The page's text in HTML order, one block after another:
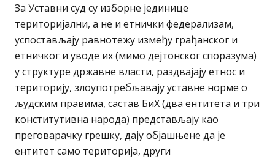
За Уставни суд су изборне јединице
територијални, а не и етнички федерализам,
успостављају равнотежу између грађанског и
етничког и уводе их (мимо дејтонског споразума)
у структуре државне власти, раздвајају етнос и
територију, злоупотребљавају уставне норме о
људским правима, састав БиХ (два ентитета и три
конститутивна народа) представљају као
преговарачку грешку, дају објашњене да је
ентитет само територија, други